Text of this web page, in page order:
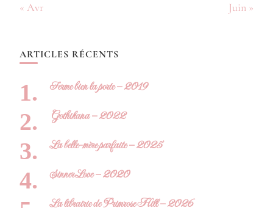
« Avr Juin »
ARTICLES RÉCENTS
Ferme bien la porte – 2019
Gothikana – 2022
La belle-mère parfaite – 2025
Sinner Love – 2020
La librairie de Primrose Hill – 2026